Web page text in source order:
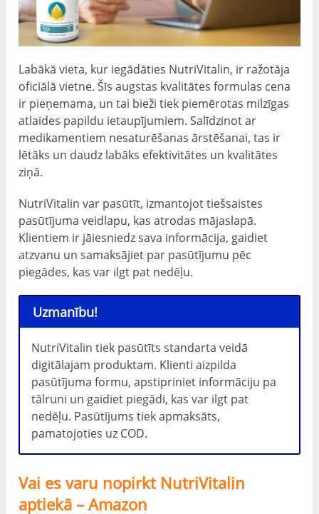
Labākā vieta, kur iegādāties NutriVitalin, ir ražotāja
oficiālā vietne. Šīs augstas kvalitātes formulas cena
ir pieņemama, un tai bieži tiek piemērotas milzīgas
atlaides papildu ietaupījumiem. Salīdzinot ar
medikamentiem nesaturēšanas ārstēšanai, tas ir
lētāks un daudz labāks efektivitātes un kvalitātes
ziņā.
NutriVitalin var pasūtīt, izmantojot tiešsaistes
pasūtījuma veidlapu, kas atrodas mājaslapā.
Klientiem ir jāiesniedz sava informācija, gaidiet
atzvanu un samaksājiet par pasūtījumu pēc
piegādes, kas var ilgt pat nedēļu.
Uzmanību!
NutriVitalin tiek pasūtīts standarta veidā
digitālajam produktam. Klienti aizpilda
pasūtījuma formu, apstipriniet informāciju pa
tālruni un gaidiet piegādi, kas var ilgt pat
nedēļu. Pasūtījums tiek apmaksāts,
pamatojoties uz COD.
Vai es varu nopirkt NutriVitalin
aptiekā – Amazon